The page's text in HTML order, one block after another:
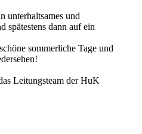
unterhaltsames und
spätestens dann auf ein
sommerliche Tage und
Leitungsteam der HuK